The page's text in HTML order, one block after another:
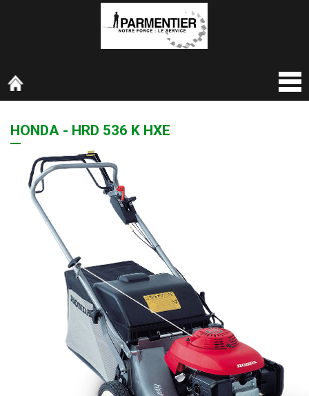
HONDA - HRD 536 K HXE